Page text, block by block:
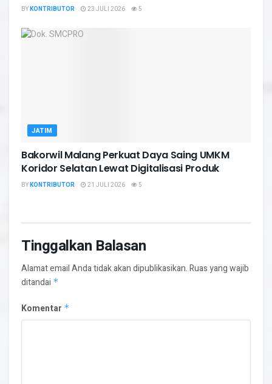
BYKONTRIBUTOR 23 JULI 2026 5
JATIM
Bakorwil Malang Perkuat Daya Saing UMKM
Koridor Selatan Lewat Digitalisasi Produk
BYKONTRIBUTOR 21 JULI 2026 5
Tinggalkan Balasan
Alamat email Anda tidak akan dipublikasikan.Ruas yang wajib
ditandai *
Komentar *